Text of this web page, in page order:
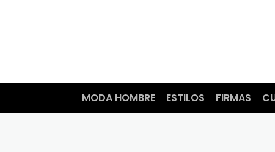
MODA HOMBRE ESTILOS FIRMAS